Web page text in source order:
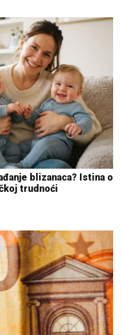
blizanaca? Istina o
trudnoći